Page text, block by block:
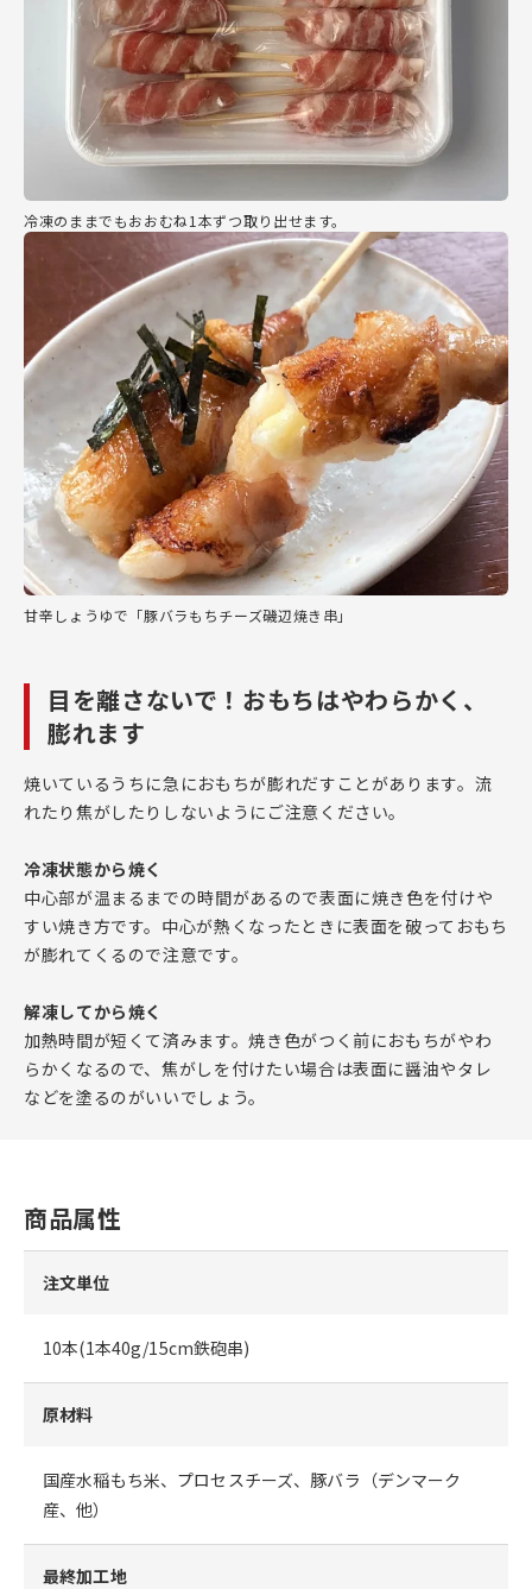
冷凍のままでもおおむね1本ずつ取り出せます。
甘辛しょうゆで「豚バラもちチーズ磯辺焼き串」
目を離さないで！おもちはやわらかく、
膨れます
焼いているうちに急におもちが膨れだすことがあります。流
れたり焦がしたりしないようにご注意ください。
冷凍状態から焼く
中心部が温まるまでの時間があるので表面に焼き色を付けや
すい焼き方です。中心が熱くなったときに表面を破っておもち
が膨れてくるので注意です。
解凍してから焼く
加熱時間が短くて済みます。焼き色がつく前におもちがやわ
らかくなるので、焦がしを付けたい場合は表面に醤油やタレ
などを塗るのがいいでしょう。
商品属性
注文単位
10本(1本40g/15cm鉄砲串)
原材料
国産水稲もち米、プロセスチーズ、豚バラ（デンマーク
産、他）
最終加工地